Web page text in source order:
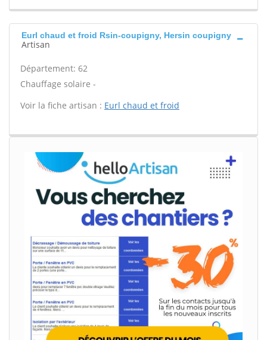
Eurl chaud et froid Rsin-coupigny, Hersin coupigny
Artisan
Département: 62
Chauffage solaire -
Voir la fiche artisan : Eurl chaud et froid